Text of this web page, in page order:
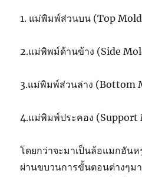
1. แม่พิมพ์ส่วนบน (Top
2.แม่พิพม์ด้านข้าง (Side
3.แม่พิมพ์ส่วนล่าง (Bottom
4.แม่พิมพ์ประคอง (Support
โดยกว่าจะมาเป็นล้อแมกอัน
ผ่านขบวนการขั้นตอนต่างๆม